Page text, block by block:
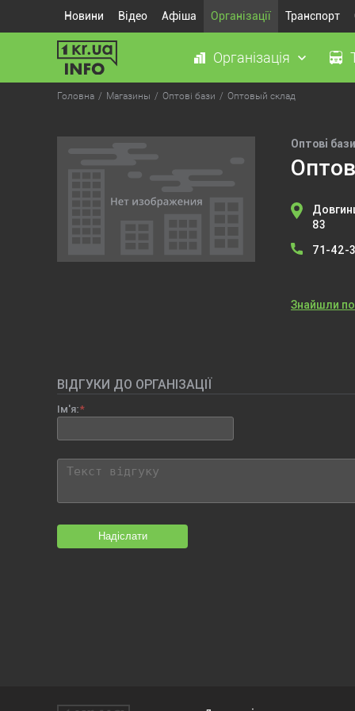
Новини Відео Афіша Організації Транспорт
Організація
Головна Магазины Оптові бази Оптовый склад
Оптові бази
83
71-42-
Знайшли
ВІДГУКИ ДО ОРГАНІЗАЦІЇ
Ім'я:
Надіслати